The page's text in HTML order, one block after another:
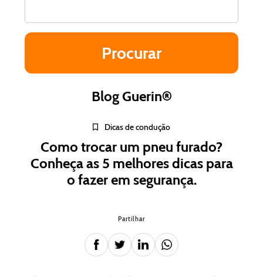
Blog Guerin®
Dicas de condução
Como trocar um pneu furado?
Conheça as 5 melhores dicas para
o fazer em segurança.
Partilhar